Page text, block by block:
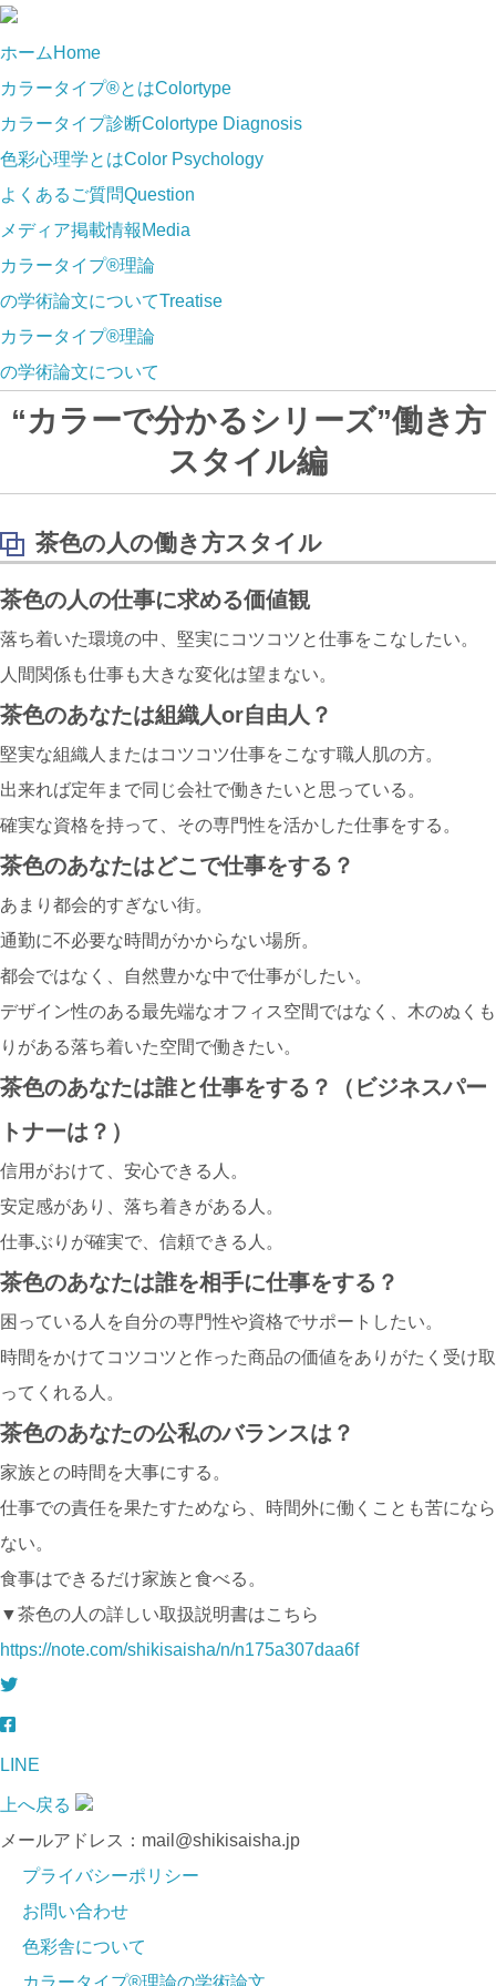
ホーム Home
カラータイプ®とはColortype
カラータイプ診断Colortype Diagnosis
色彩心理学とはColor Psychology
よくあるご質問Question
メディア掲載情報 Media
カラータイプ®理論
の学術論文についてTreatise
カラータイプ®理論
の学術論文について
“カラーで分かるシリーズ”働き方
スタイル編
茶色の人の働き方スタイル
茶色の人の仕事に求める価値観
落ち着いた環境の中、堅実にコツコツと仕事をこなしたい。
人間関係も仕事も大きな変化は望まない。
茶色のあなたは組織人or自由人？
堅実な組織人またはコツコツ仕事をこなす職人肌の方。
出来れば定年まで同じ会社で働きたいと思っている。
確実な資格を持って、その専門性を活かした仕事をする。
茶色のあなたはどこで仕事をする？
あまり都会的すぎない街。
通勤に不必要な時間がかからない場所。
都会ではなく、自然豊かな中で仕事がしたい。
デザイン性のある最先端なオフィス空間ではなく、木のぬくも
りがある落ち着いた空間で働きたい。
茶色のあなたは誰と仕事をする？（ビジネスパー
トナーは？）
信用がおけて、安心できる人。
安定感があり、落ち着きがある人。
仕事ぶりが確実で、信頼できる人。
茶色のあなたは誰を相手に仕事をする？
困っている人を自分の専門性や資格でサポートしたい。
時間をかけてコツコツと作った商品の価値をありがたく受け取
ってくれる人。
茶色のあなたの公私のバランスは？
家族との時間を大事にする。
仕事での責任を果たすためなら、時間外に働くことも苦になら
ない。
食事はできるだけ家族と食べる。
▼茶色の人の詳しい取扱説明書はこちら
https://note.com/shikisaisha/n/n175a307daa6f
LINE
上へ戻る
メールアドレス：mail@shikisaisha.jp
プライバシーポリシー
お問い合わせ
色彩舎について
カラータイプ®理論の学術論文